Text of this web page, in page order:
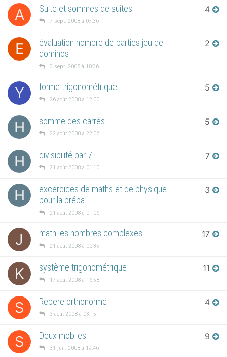
A Suite et sommes de suites
7 sept. 2008 à 07:36
4
E
évaluation nombre de parties jeu de
dominos
3 sept. 2008 à 18:36
2
Y forme trigonométrique
26 août 2008 à 12:00
5
H somme des carrés
22 août 2008 à 22:06
5
H divisibilité par 7
21 août 2008 à 01:10
7
H
excercices de maths et de physique
pour la prépa
21 août 2008 à 01:06
3
J math les nombres complexes
21 août 2008 à 00:35
17
K système trigonométrique
17 août 2008 à 16:58
11
S Repere orthonorme
3 août 2008 à 03:15
4
S Deux mobiles
31 juil. 2008 à 19:46
9